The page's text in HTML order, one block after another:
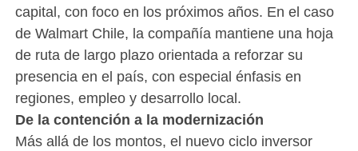
capital, con foco en los próximos años. En el caso
de Walmart Chile, la compañía mantiene una hoja
de ruta de largo plazo orientada a reforzar su
presencia en el país, con especial énfasis en
regiones, empleo y desarrollo local.
De la contención a la modernización
Más allá de los montos, el nuevo ciclo inversor